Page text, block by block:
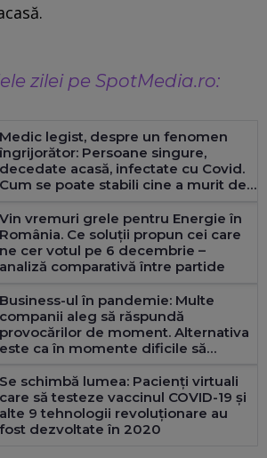
zilei pe SpotMedia.ro:
Medic legist, despre un fenomen
îngrijorător: Persoane singure,
decedate acasă, infectate cu Covid.
Cum se poate stabili cine a murit de
Vin vremuri grele pentru Energie în
România. Ce soluții propun cei care
ne cer votul pe 6 decembrie –
analiză comparativă între partide
Business-ul în pandemie: Multe
companii aleg să răspundă
provocărilor de moment. Alternativa
este ca în momente dificile să
Se schimbă lumea: Pacienţi virtuali
care să testeze vaccinul COVID-19 şi
alte 9 tehnologii revoluţionare au
fost dezvoltate în 2020